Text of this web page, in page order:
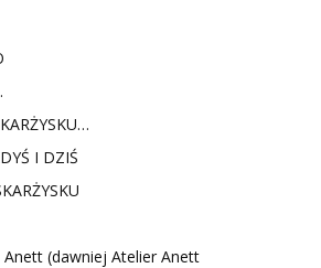
I DZIŚ
Anett (dawniej Atelier Anett